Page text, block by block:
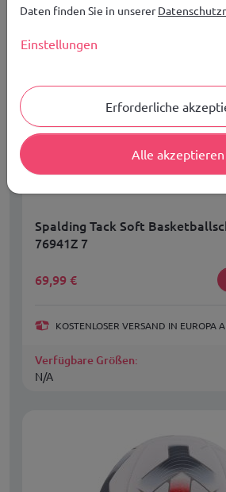
Spalding Tack Soft
76941Z 7
69,99 €
KOSTENLOSER VERSAND IN EUROPA
Verfügbare Größen:
N/A
Daten finden Sie in unserer
Einstellungen
Erforderliche
Alle akzeptieren